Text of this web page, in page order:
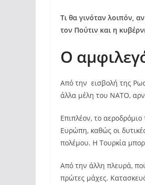
Τι θα γινόταν λοιπόν,
τον Πούτιν και η
Ο
Από την εισβολή της
άλλα μέλη του ΝΑΤΟ,
Επιπλέον, το
Ευρώπη, καθώς οι
πολέμου. Η Τουρκία
Από την άλλη πλευρά,
πρώτες μάχες.